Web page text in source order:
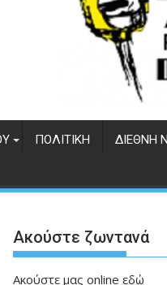
ΠΟΛΙΤΙΚΉ ΔΙΕΘΝΉ
Ακούστε ζωντανά
Ακούστε μας online εδώ